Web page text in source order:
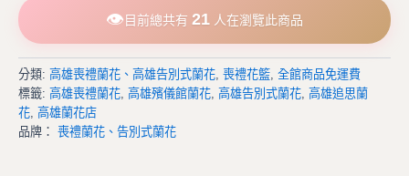
👁 目前總共有 21 人在瀏覽此商品
分類: 高雄喪禮蘭花、高雄告別式蘭花 喪禮花籃 全館商品免運費
標籤: 高雄喪禮蘭花 高雄殯儀館蘭花 高雄告別式蘭花 高雄追思蘭
花 高雄蘭花店
品牌： 喪禮蘭花、告別式蘭花